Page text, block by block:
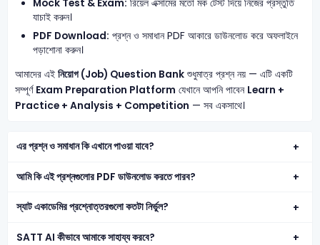
Mock Test & Exam: রিয়েল এক্সামের মতো মক টেস্ট দিয়ে নিজের প্রস্তুতি
যাচাই করুন।
PDF Download: প্রশ্ন ও সমাধান PDF আকারে ডাউনলোড করে অফলাইনে
পড়াশোনা করুন।
আমাদের এই নিয়োগ (Job) Question Bankশুধুমাত্র প্রশ্ন নয় — এটি একটি
সম্পূর্ণ Exam Preparation Platform যেখানে আপনি পাবেন Learn +
Practice + Analysis + Competition — সব একসাথে।
এর প্রশ্ন ও সমাধান কি এখানে পাওয়া যাবে?
আমি কি এই প্রশ্নগুলোর PDF ডাউনলোড করতে পারব?
স্যাট একাডেমির প্রশ্নোত্তরগুলো কতটা নির্ভুল?
SATT AI কীভাবে আমাকে সাহায্য করবে?